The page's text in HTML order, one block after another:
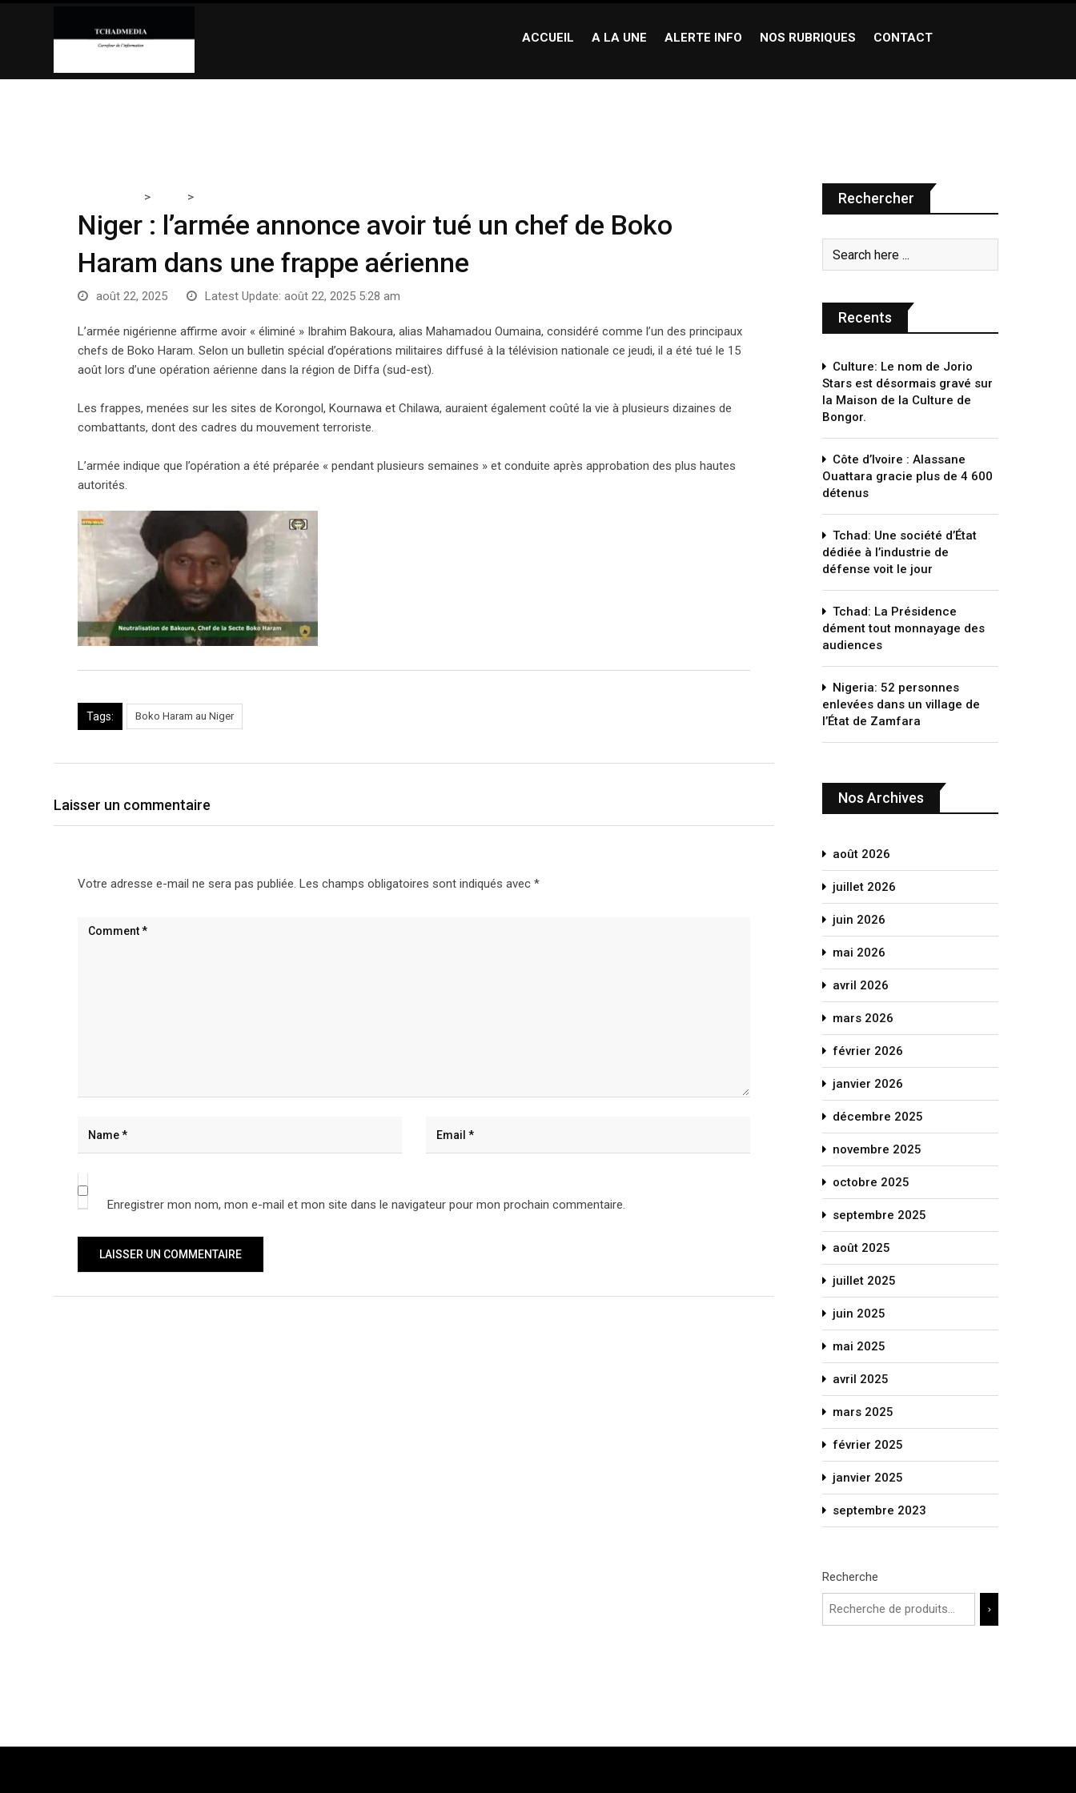
ACCUEIL A LA UNE ALERTE INFO NOS RUBRIQUES CONTACT
> >
Niger : l’armée annonce avoir tué un chef de Boko
Haram dans une frappe aérienne
août 22, 2025 Latest Update: août 22, 2025 5:28 am
L’armée nigérienne affirme avoir « éliminé » Ibrahim Bakoura, alias Mahamadou Oumaina, considéré comme l’un des principaux
chefs de Boko Haram. Selon un bulletin spécial d’opérations militaires diffusé à la télévision nationale ce jeudi, il a été tué le 15
août lors d’une opération aérienne dans la région de Diffa (sud-est).
Les frappes, menées sur les sites de Korongol, Kournawa et Chilawa, auraient également coûté la vie à plusieurs dizaines de
combattants, dont des cadres du mouvement terroriste.
L’armée indique que l’opération a été préparée « pendant plusieurs semaines » et conduite après approbation des plus hautes
autorités.
Tags: Boko Haram au Niger
Laisser un commentaire
Votre adresse e-mail ne sera pas publiée. Les champs obligatoires sont indiqués avec *
Enregistrer mon nom, mon e-mail et mon site dans le navigateur pour mon prochain commentaire.
Rechercher
Recents
Culture: Le nom de Jorio
Stars est désormais gravé sur
la Maison de la Culture de
Bongor.
Côte d’Ivoire : Alassane
Ouattara gracie plus de 4 600
détenus
Tchad: Une société d’État
dédiée à l’industrie de
défense voit le jour
Tchad: La Présidence
dément tout monnayage des
audiences
Nigeria: 52 personnes
enlevées dans un village de
l’État de Zamfara
Nos Archives
août 2026
juillet 2026
juin 2026
mai 2026
avril 2026
mars 2026
février 2026
janvier 2026
décembre 2025
novembre 2025
octobre 2025
septembre 2025
août 2025
juillet 2025
juin 2025
mai 2025
avril 2025
mars 2025
février 2025
janvier 2025
septembre 2023
Recherche